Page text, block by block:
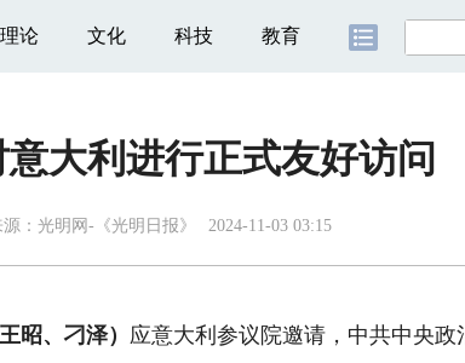
理论 文化 科技 教育
大利进行正式友好访问
： 光明网-《光明日报》 2024-11-03 03:15
、刁泽） 应意大利参议院邀请，中共中央